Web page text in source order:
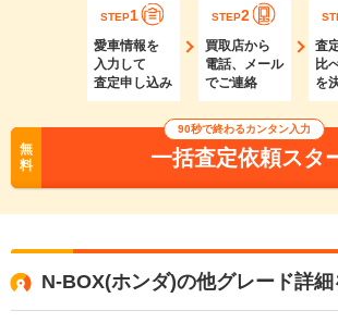
STEP1
愛車情報を
入力して
査定申し込み
STEP2
買取店から
電話、メール
でご連絡
査
比
を
無
料
90秒で終わるカンタン入力
一括査定依頼スタ
N-BOX(ホンダ)の他グレード詳